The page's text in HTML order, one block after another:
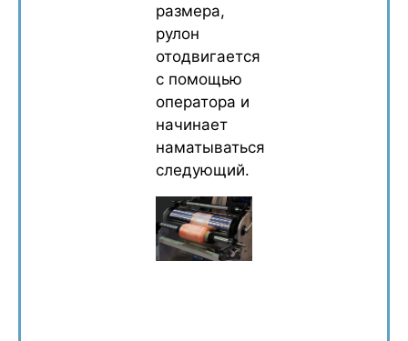
размера,
рулон
отодвигается
с помощью
оператора и
начинает
наматываться
следующий.